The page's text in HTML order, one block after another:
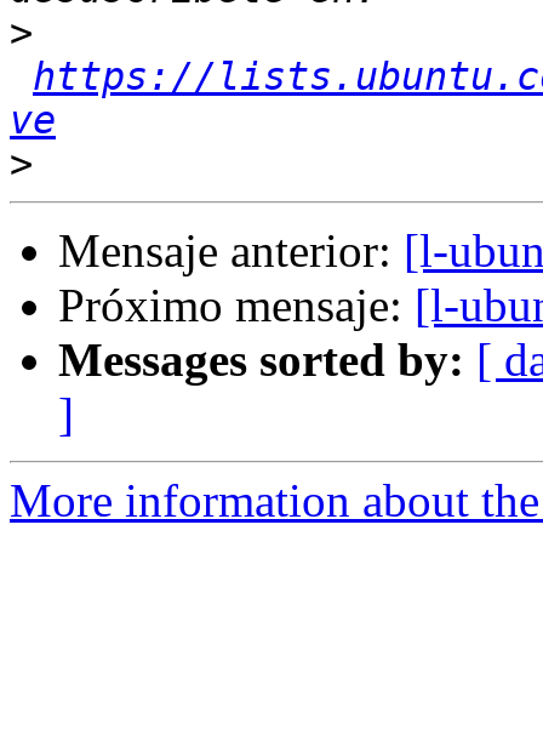
>
https://
ve
>
Mensaje anterior: [l-
Próximo mensaje: [l-
Messages sorted by: [
]
More information about